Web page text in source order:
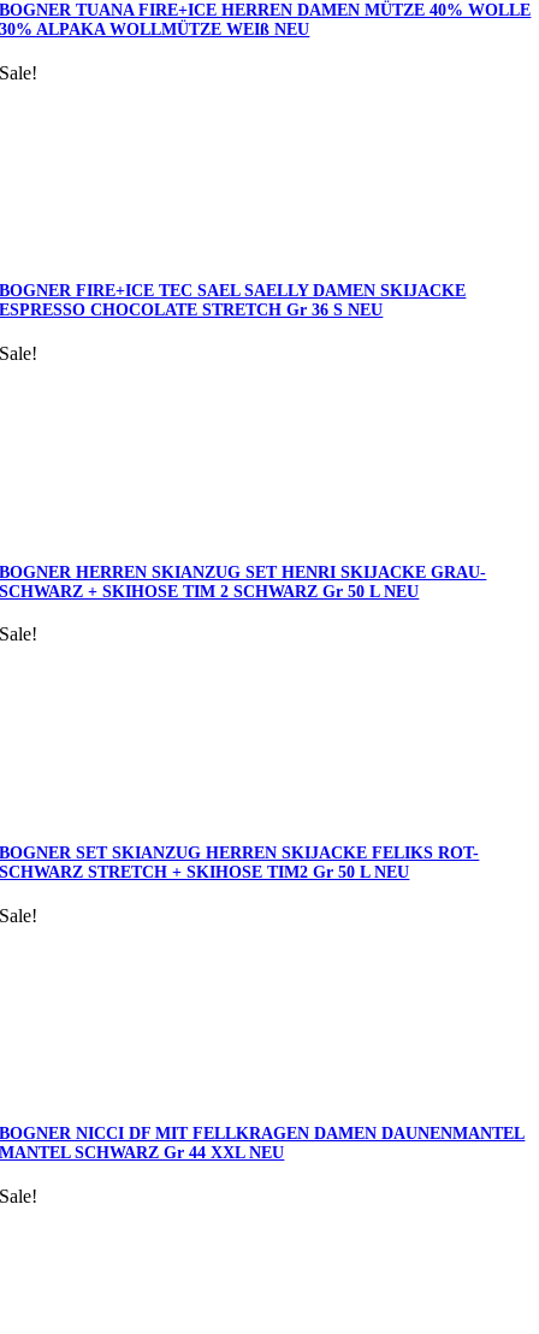
BOGNER TUANA FIRE+ICE HERREN DAMEN MÜTZE 40% WOLLE
30% ALPAKA WOLLMÜTZE WEIß NEU
Sale!
BOGNER FIRE+ICE TEC SAEL SAELLY DAMEN SKIJACKE
ESPRESSO CHOCOLATE STRETCH Gr 36 S NEU
Sale!
BOGNER HERREN SKIANZUG SET HENRI SKIJACKE GRAU-
SCHWARZ + SKIHOSE TIM 2 SCHWARZ Gr 50 L NEU
Sale!
BOGNER SET SKIANZUG HERREN SKIJACKE FELIKS ROT-
SCHWARZ STRETCH + SKIHOSE TIM2 Gr 50 L NEU
Sale!
BOGNER NICCI DF MIT FELLKRAGEN DAMEN DAUNENMANTEL
MANTEL SCHWARZ Gr 44 XXL NEU
Sale!